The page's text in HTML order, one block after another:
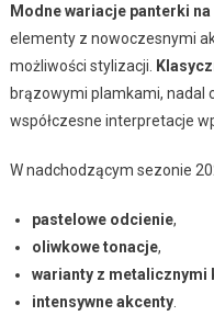
Modne wariacje panterki
elementy z nowoczesnymi
możliwości stylizacji.
brązowymi plamkami, nadal
współczesne interpretacje
W nadchodzącym sezonie
pastelowe odcienie,
oliwkowe tonacje,
warianty z metalicznymi
intensywne akcenty.